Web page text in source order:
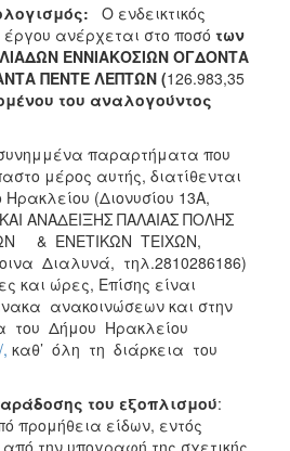
Ο ενδεικτικός
ανέρχεται στο ποσό των
ΕΝΝΙΑΚΟΣΙΩΝ ΟΓΔΟΝΤΑ
ΠΕΝΤΕ ΛΕΠΤΩΝ (126.983,35
του αναλογούντος
παραρτήματα που
μέρος αυτής, διατίθενται
(Διονυσίου 13Α,
ΑΝΑΔΕΙΞΗΣ ΠΑΛΑΙΑΣ ΠΟΛΗΣ
& ΕΝΕΤΙΚΩΝ ΤΕΙΧΩΝ,
Διαλυνά, τηλ.2810286186)
και ώρες, Επίσης είναι
ανακοινώσεων και στην
του Δήμου Ηρακλείου
καθ’ όλη τη διάρκεια του
του εξοπλισμού:
προμήθεια είδων, εντός
την υπογραφή της σχετικής